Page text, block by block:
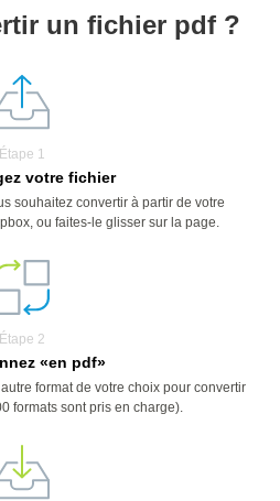
un fichier pdf ?
Étape 1
votre fichier
souhaitez convertir à partir de votre
ou faites-le glisser sur la page.
Étape 2
«en pdf»
format de votre choix pour convertir
formats sont pris en charge).